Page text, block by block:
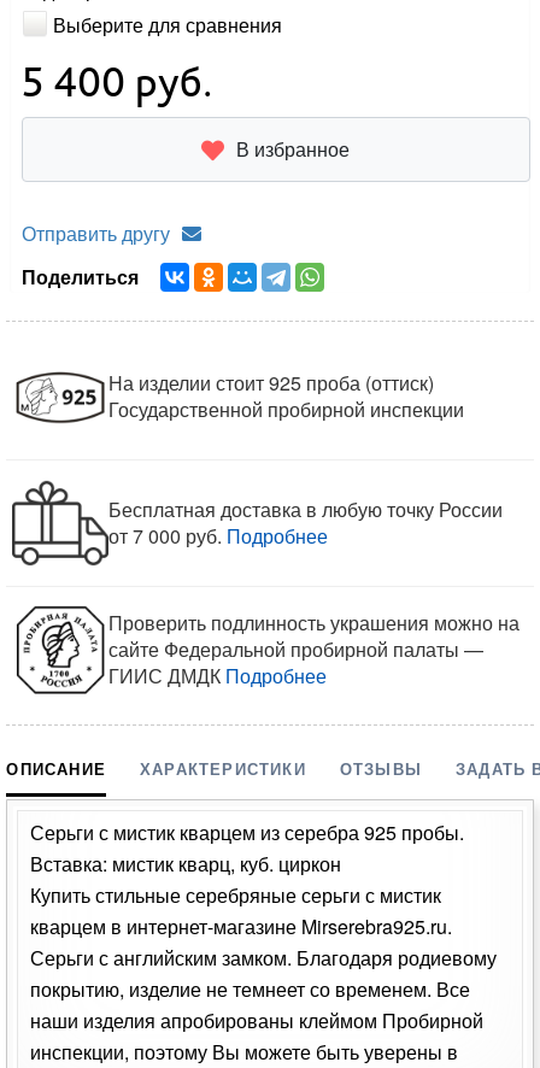
Выберите для сравнения
5 400 руб.
В избранное
Отправить другу
Поделиться
На изделии стоит 925 проба (оттиск)
Государственной пробирной инспекции
Бесплатная доставка в любую точку России
от 7 000 руб. Подробнее
Проверить подлинность украшения можно на
сайте Федеральной пробирной палаты —
ГИИС ДМДК Подробнее
ОПИСАНИЕ ХАРАКТЕРИСТИКИ ОТЗЫВЫ ЗАДАТЬ
Серьги с мистик кварцем из серебра 925 пробы.
Вставка: мистик кварц, куб. циркон
Купить стильные серебряные серьги с мистик
кварцем в интернет-магазине Mirserebra925.ru.
Серьги с английским замком. Благодаря родиевому
покрытию, изделие не темнеет со временем. Все
наши изделия апробированы клеймом Пробирной
инспекции, поэтому Вы можете быть уверены в